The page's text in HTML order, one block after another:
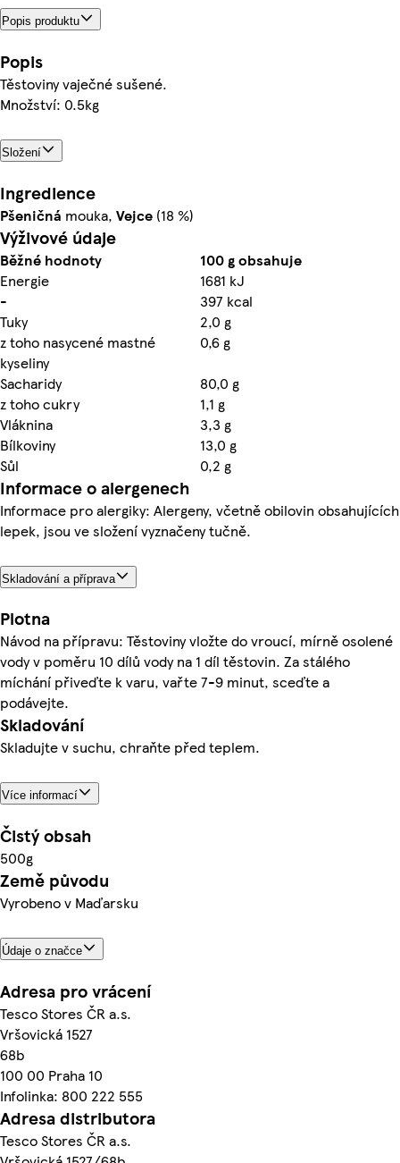
Popis produktu
Popis
Těstoviny vaječné sušené.
Množství: 0.5kg
Složení
Ingredience
Pšeničná mouka, Vejce (18 %)
Výživové údaje
Běžné hodnoty
100 g obsahuje
Energie
1681 kJ
-
397 kcal
Tuky
2,0 g
z toho nasycené mastné
kyseliny
0,6 g
Sacharidy
80,0 g
z toho cukry
1,1 g
Vláknina
3,3 g
Bílkoviny
13,0 g
Sůl
0,2 g
Informace o alergenech
Informace pro alergiky: Alergeny, včetně obilovin obsahujících
lepek, jsou ve složení vyznačeny tučně.
Skladování a příprava
Plotna
Návod na přípravu: Těstoviny vložte do vroucí, mírně osolené
vody v poměru 10 dílů vody na 1 díl těstovin. Za stálého
míchání přiveďte k varu, vařte 7-9 minut, sceďte a
podávejte.
Skladování
Skladujte v suchu, chraňte před teplem.
Více informací
Čistý obsah
500g
Země původu
Vyrobeno v Maďarsku
Údaje o značce
Adresa pro vrácení
Tesco Stores ČR a.s.
Vršovická 1527
68b
100 00 Praha 10
Infolinka: 800 222 555
Adresa distributora
Tesco Stores ČR a.s.